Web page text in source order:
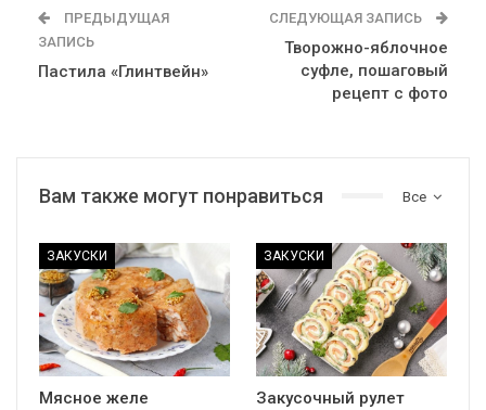
ПРЕДЫДУЩАЯ
ЗАПИСЬ
Пастила «Глинтвейн»
СЛЕДУЮЩАЯ ЗАПИСЬ
Творожно-яблочное
суфле, пошаговый
рецепт с фото
Все
Вам также могут понравиться
ЗАКУСКИ
Мясное желе
ЗАКУСКИ
Закусочный рулет